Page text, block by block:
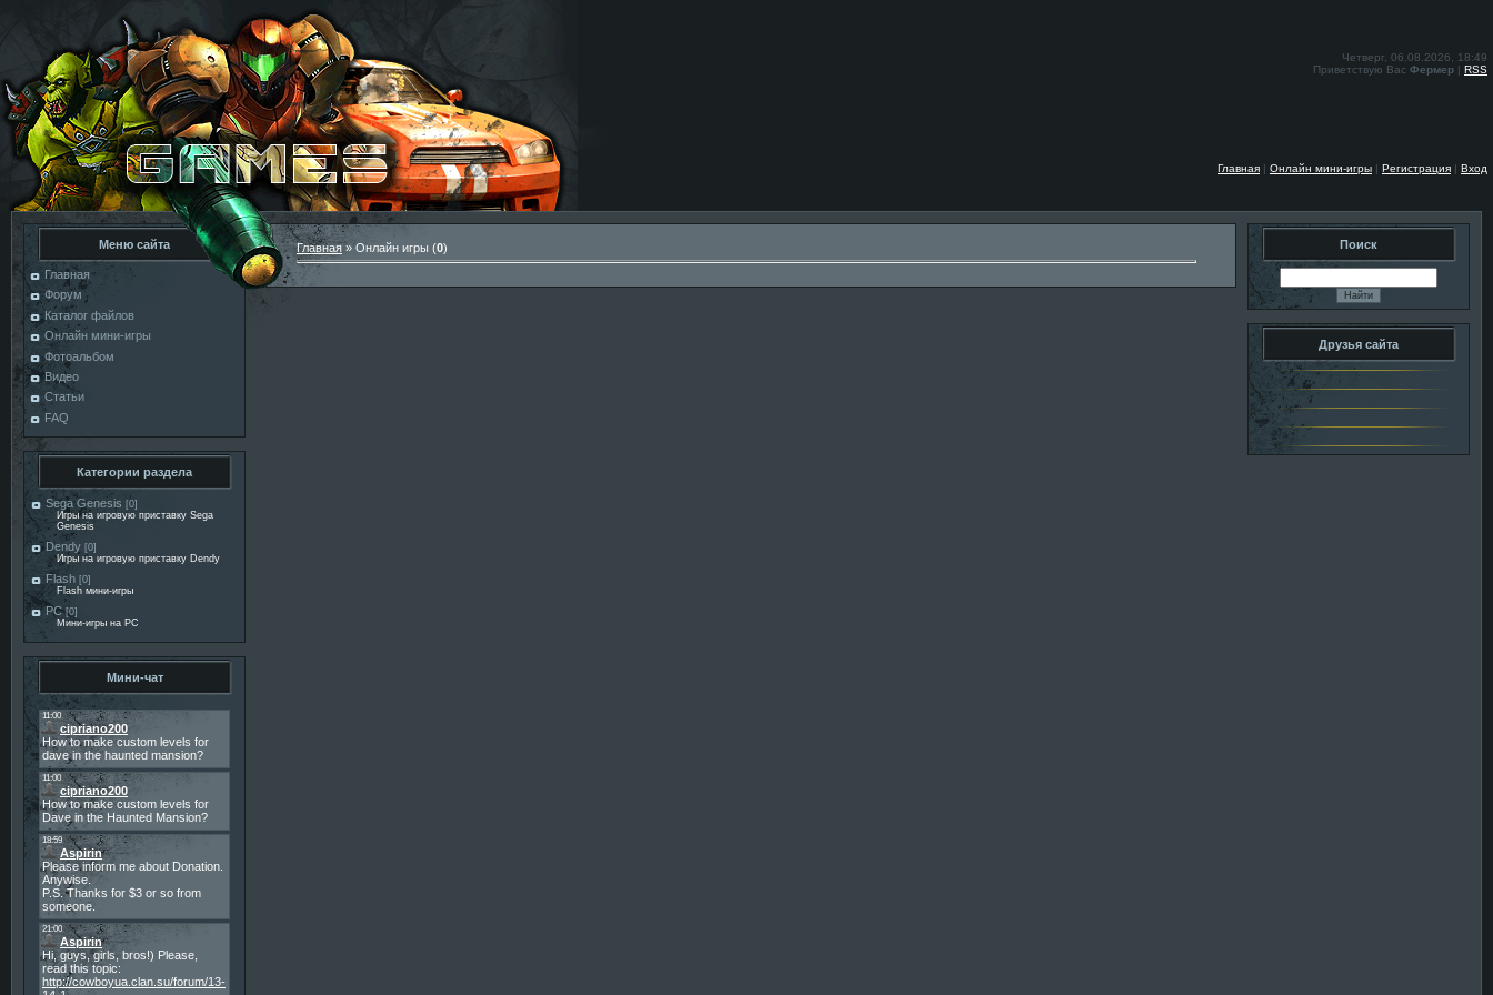
Четверг, 06.08.2026, 18:49
Приветствую Вас Фермер | RSS
Главная | Онлайн мини-игры | Регистрация | Вход
Меню сайта
Главная
Форум
Каталог файлов
Онлайн мини-игры
Фотоальбом
Видео
Статьи
FAQ
Категории раздела
Sega Genesis [0]
Игры на игровую приставку Sega
Genesis
Dendy [0]
Игры на игровую приставку Dendy
Flash [0]
Flash мини-игры
PC [0]
Мини-игры на PC
Мини-чат
Главная» Онлайн игры (0) Поиск
Друзья сайта